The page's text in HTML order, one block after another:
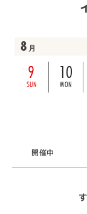
8 月
9
SUN
10
MON
開催中